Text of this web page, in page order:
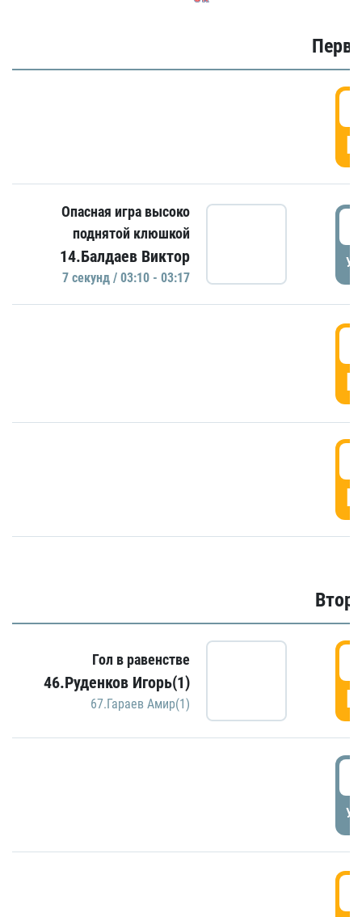
Опасная игра высоко
поднятой клюшкой
14.Балдаев Виктор
7 секунд / 03:10 - 03:17
Гол в равенстве
46.Руденков Игорь(1)
67.Гараев Амир(1)